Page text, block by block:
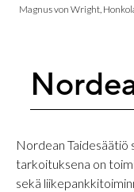
Magnus von Wright,
Nordean Taidesäätiö
tarkoituksena on
sekä